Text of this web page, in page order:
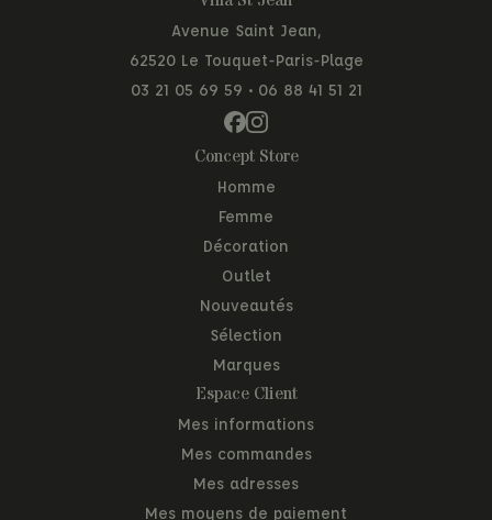
Avenue Saint Jean,
62520 Le Touquet-Paris-Plage
03 21 05 69 59 • 06 88 41 51 21
Concept Store
Homme
Femme
Décoration
Outlet
Nouveautés
Sélection
Marques
Espace Client
Mes informations
Mes commandes
Mes adresses
Mes moyens de paiement